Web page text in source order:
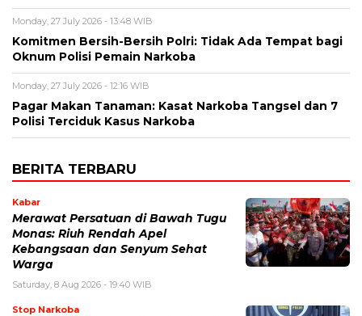
Monday, 27 July 2026 - 13:48 WIB
Komitmen Bersih-Bersih Polri: Tidak Ada Tempat bagi
Oknum Polisi Pemain Narkoba
Monday, 27 July 2026 - 12:16 WIB
Pagar Makan Tanaman: Kasat Narkoba Tangsel dan 7
Polisi Terciduk Kasus Narkoba
BERITA TERBARU
Kabar
Merawat Persatuan di Bawah Tugu
Monas: Riuh Rendah Apel
Kebangsaan dan Senyum Sehat
Warga
Saturday, 8 Aug 2026 - 19:40 WIB
Stop Narkoba